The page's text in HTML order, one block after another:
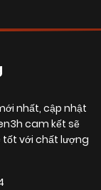
nhất, cập nhật
cam kết sẽ
với chất lượng